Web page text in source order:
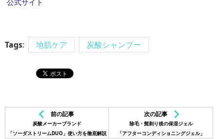
Tags: 地肌ケア 炭酸シャンプー
前の記事
炭酸メーカーブランド
「ソーダストリームDUO」使い方を徹底解説
次の記事
除毛・髭剃り後の保湿ジェル
「アフターコンディショニングジェル」